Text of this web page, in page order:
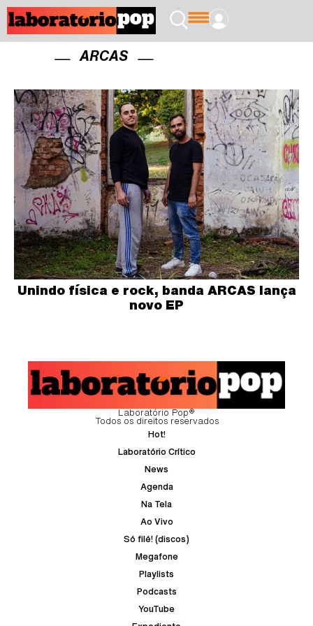
ARCAS
Unindo física e rock, banda ARCAS lança
novo EP
Laboratório Pop®
Todos os direitos reservados
Hot!
Laboratório Crítico
News
Agenda
Na Tela
Ao Vivo
Só filé! (discos)
Megafone
Playlists
Podcasts
YouTube